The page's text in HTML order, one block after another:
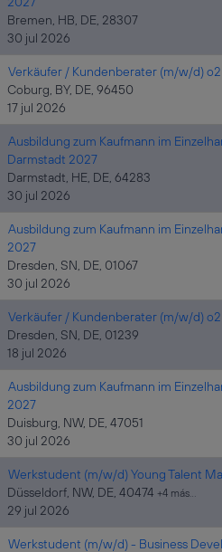
Bremen, HB, DE, 28307
30 jul 2026
Verkäufer / Kundenberater (m/w/d)
Coburg, BY, DE, 96450
17 jul 2026
Ausbildung zum Kaufmann im
Darmstadt 2027
Darmstadt, HE, DE, 64283
30 jul 2026
Ausbildung zum Kaufmann im
2027
Dresden, SN, DE, 01067
30 jul 2026
Verkäufer / Kundenberater (m/w/d)
Dresden, SN, DE, 01239
18 jul 2026
Ausbildung zum Kaufmann im
2027
Duisburg, NW, DE, 47051
30 jul 2026
Werkstudent (m/w/d) Young Talent
Düsseldorf, NW, DE, 40474 +4 más…
29 jul 2026
Werkstudent (m/w/d) - Business